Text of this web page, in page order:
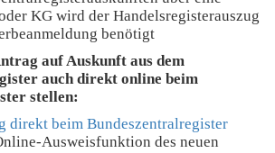
KG wird der Handelsregisterauszug
benötigt
auf Auskunft aus dem
auch direkt online beim
stellen:
direkt beim Bundeszentralregister
Ausweisfunktion des neuen